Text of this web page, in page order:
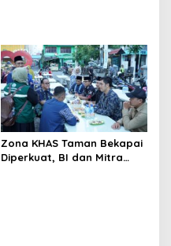
Zona KHAS Taman Bekapai
Diperkuat, BI dan Mitra